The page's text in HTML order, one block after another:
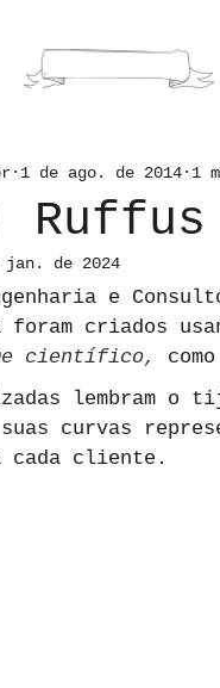
Ruffus
1 de ago. de 2014 1
jan. de 2024
e
foram criados
científico,
lembram o
curvas
cada cliente.